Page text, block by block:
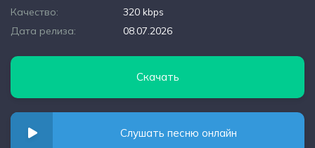
Качество:
320 kbps
Дата релиза:
08.07.2026
Скачать
Слушать песню онлайн